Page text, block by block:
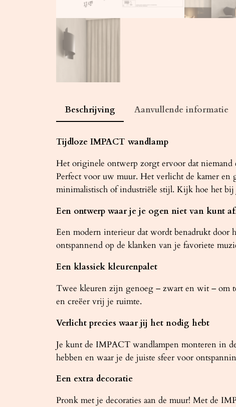
Beschrijving Aanvullende informatie
Tijdloze IMPACT wandlamp
Het originele ontwerp zorgt ervoor dat
Perfect voor uw muur. Het verlicht de kamer en
minimalistisch of industriële stijl. Kijk hoe het bij
Een ontwerp waar je je ogen niet van kunt
Een modern interieur dat wordt benadrukt door
ontspannend op de klanken van je favoriete
Een klassiek kleurenpalet
Twee kleuren zijn genoeg – zwart en wit – om
en creëer vrij je ruimte.
Verlicht precies waar jij het nodig hebt
Je kunt de IMPACT wandlampen monteren in
hebben en waar je de juiste sfeer voor
Een extra decoratie
Pronk met je decoraties aan de muur! Met de